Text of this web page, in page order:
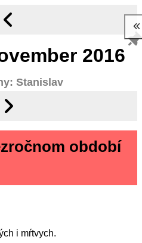
2016
Stanislav
období
i mŕtvych.